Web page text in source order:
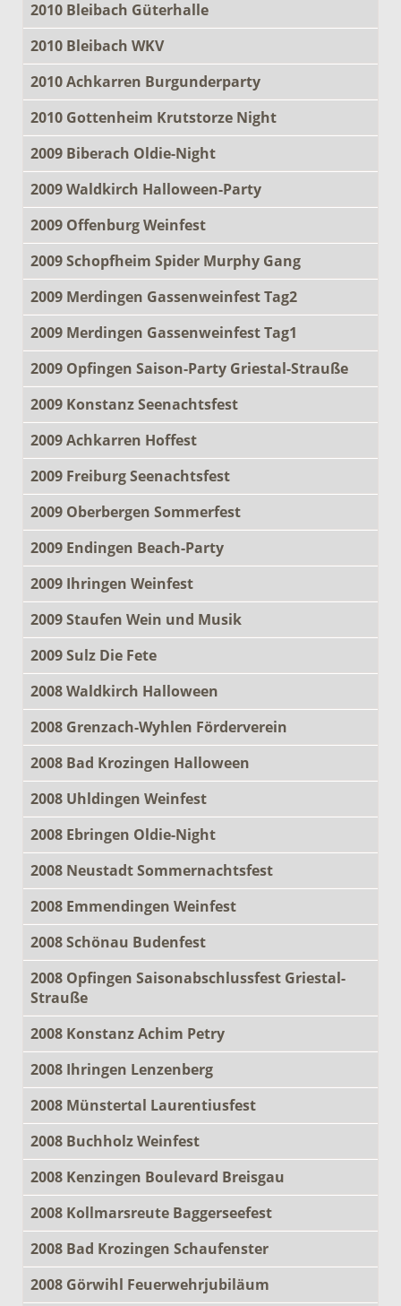
2010 Bleibach Güterhalle
2010 Bleibach WKV
2010 Achkarren Burgunderparty
2010 Gottenheim Krutstorze Night
2009 Biberach Oldie-Night
2009 Waldkirch Halloween-Party
2009 Offenburg Weinfest
2009 Schopfheim Spider Murphy Gang
2009 Merdingen Gassenweinfest Tag2
2009 Merdingen Gassenweinfest Tag1
2009 Opfingen Saison-Party Griestal-Strauße
2009 Konstanz Seenachtsfest
2009 Achkarren Hoffest
2009 Freiburg Seenachtsfest
2009 Oberbergen Sommerfest
2009 Endingen Beach-Party
2009 Ihringen Weinfest
2009 Staufen Wein und Musik
2009 Sulz Die Fete
2008 Waldkirch Halloween
2008 Grenzach-Wyhlen Förderverein
2008 Bad Krozingen Halloween
2008 Uhldingen Weinfest
2008 Ebringen Oldie-Night
2008 Neustadt Sommernachtsfest
2008 Emmendingen Weinfest
2008 Schönau Budenfest
2008 Opfingen Saisonabschlussfest Griestal-
Strauße
2008 Konstanz Achim Petry
2008 Ihringen Lenzenberg
2008 Münstertal Laurentiusfest
2008 Buchholz Weinfest
2008 Kenzingen Boulevard Breisgau
2008 Kollmarsreute Baggerseefest
2008 Bad Krozingen Schaufenster
2008 Görwihl Feuerwehrjubiläum